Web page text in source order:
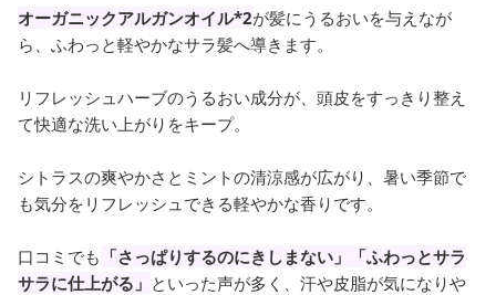
オーガニックアルガンオイル*2が髪にうるおいを与えなが
ら、ふわっと軽やかなサラ髪へ導きます。
リフレッシュハーブのうるおい成分が、頭皮をすっきり整え
て快適な洗い上がりをキープ。
シトラスの爽やかさとミントの清涼感が広がり、暑い季節で
も気分をリフレッシュできる軽やかな香りです。
口コミでも 「さっぱりするのにきしまない」「ふわっとサラ
サラに仕上がる」 といった声が多く、汗や皮脂が気になりや